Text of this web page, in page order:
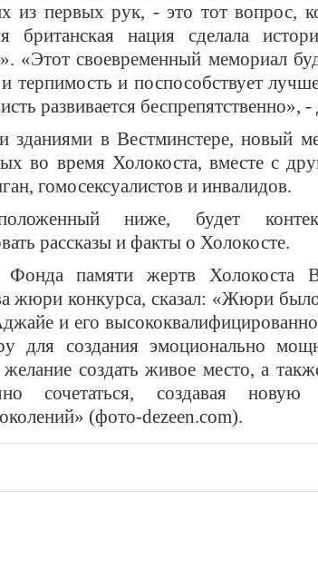
из первых рук, - это тот вопрос,
британская нация сделала
«Этот своевременный мемориал
терпимость и поспособствует
развивается беспрепятственно»,
в Вестминстере, новый
во время Холокоста, вместе с
гомосексуалистов и инвалидов.
ниже, будет
рассказы и факты о Холокосте.
Фонда памяти жертв Холокоста
жюри конкурса, сказал: «Жюри
и его
для создания эмоционально
создать живое место, а
сочетаться, создавая новую
(фото-dezeen.com).